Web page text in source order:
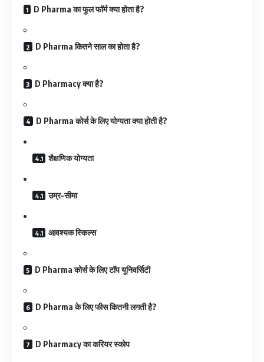
D Pharma का फुल फॉर्म क्या होता है?
D Pharma कितने साल का होता है?
D Pharmacy क्या है?
D Pharma कोर्स के लिए योग्यता क्या होती है?
शैक्षणिक योग्यता
उम्र-सीमा
आवश्यक स्किल्स
D Pharma कोर्स के लिए टॉप यूनिवर्सिटी
D Pharma के लिए फीस कितनी लगती है?
D Pharmacy का करियर स्कोप